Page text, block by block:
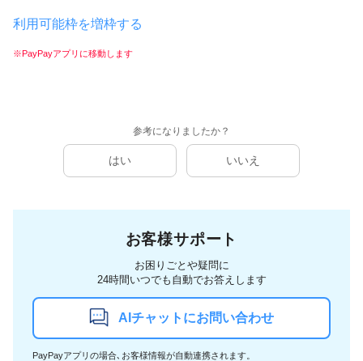
利用可能枠を増枠する
※PayPayアプリに移動します
参考になりましたか？
はい いいえ
お客様サポート
お困りごとや疑問に
24時間いつでも自動でお答えします
AIチャットにお問い合わせ
PayPayアプリの場合､お客様情報が自動連携されます。